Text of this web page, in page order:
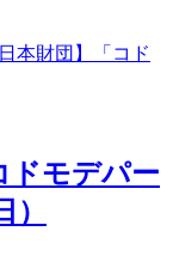
ドモデパー